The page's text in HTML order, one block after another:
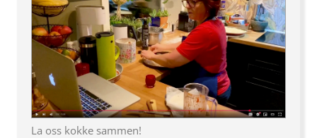
La oss kokke sammen!